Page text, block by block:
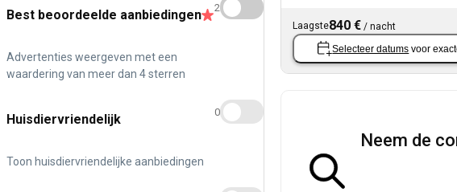
Best beoordeelde aanbiedingen
Advertenties weergeven met een
waardering van meer dan 4 sterren
2
Huisdiervriendelijk
Toon huisdiervriendelijke aanbiedingen
0
Laagste840 € / nacht
Selecteer datums voor
Neem de